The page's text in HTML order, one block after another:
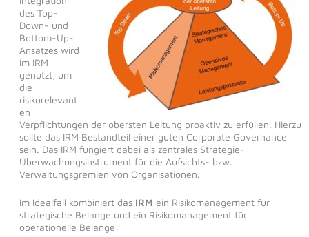
des Top-
Down- und
Bottom-Up-
Ansatzes wird
im IRM
genutzt, um
die
risikorelevant
en
Verpflichtungen der obersten Leitung proaktiv zu erfüllen. Hierzu
sollte das IRM Bestandteil einer guten Corporate Governance
sein. Das IRM fungiert dabei als zentrales Strategie-
Überwachungsinstrument für die Aufsichts- bzw.
Verwaltungsgremien von Organisationen.
Im Idealfall kombiniert das IRM ein Risikomanagement für
strategische Belange und ein Risikomanagement für
operationelle Belange: